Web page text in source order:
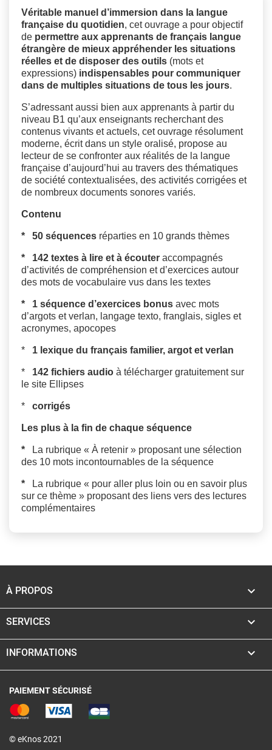
Véritable manuel d’immersion dans la langue
française du quotidien, cet ouvrage a pour objectif
de permettre aux apprenants de français langue
étrangère de mieux appréhender les situations
réelles et de disposer des outils (mots et
expressions) indispensables pour communiquer
dans de multiples situations de tous les jours.
S’adressant aussi bien aux apprenants à partir du
niveau B1 qu’aux enseignants recherchant des
contenus vivants et actuels, cet ouvrage résolument
moderne, écrit dans un style oralisé, propose au
lecteur de se confronter aux réalités de la langue
française d’aujourd’hui au travers des thématiques
de société contextualisées, des activités corrigées et
de nombreux documents sonores variés.
Contenu
* 50 séquences réparties en 10 grands thèmes
* 142 textes à lire et à écouter accompagnés
d’activités de compréhension et d’exercices autour
des mots de vocabulaire vus dans les textes
* 1 séquence d’exercices bonus avec mots
d’argots et verlan, langage texto, franglais, sigles et
acronymes, apocopes
* 1 lexique du français familier, argot et verlan
* 142 fichiers audio à télécharger gratuitement sur
le site Ellipses
* corrigés
Les plus à la fin de chaque séquence
*
La rubrique « À retenir » proposant une sélection
des 10 mots incontournables de la séquence
*
La rubrique « pour aller plus loin ou en savoir plus
sur ce thème » proposant des liens vers des lectures
complémentaires
À PROPOS 
SERVICES 
INFORMATIONS 
PAIEMENT SÉCURISÉ
© eKnos 2021